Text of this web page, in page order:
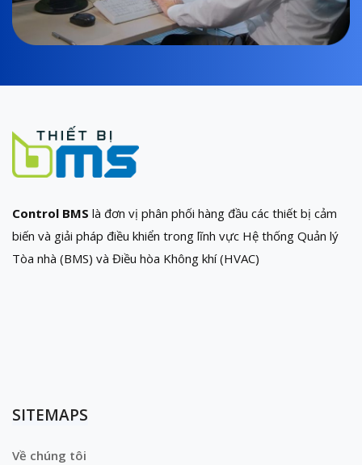
Control BMS là đơn vị phân phối hàng đầu các thiết bị cảm
biến và giải pháp điều khiển trong lĩnh vực Hệ thống Quản lý
Tòa nhà (BMS) và Điều hòa Không khí (HVAC)
SITEMAPS
Về chúng tôi